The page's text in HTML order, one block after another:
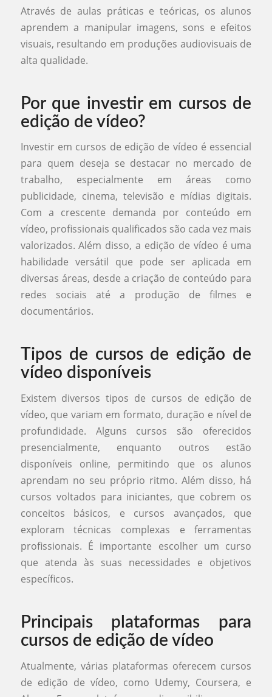
Através de aulas práticas e teóricas, os alunos
aprendem a manipular imagens, sons e efeitos
visuais, resultando em produções audiovisuais de
alta qualidade.
Por que investir em cursos de
edição de vídeo?
Investir em cursos de edição de vídeo é essencial
para quem deseja se destacar no mercado de
trabalho, especialmente em áreas como
publicidade, cinema, televisão e mídias digitais.
Com a crescente demanda por conteúdo em
vídeo, profissionais qualificados são cada vez mais
valorizados. Além disso, a edição de vídeo é uma
habilidade versátil que pode ser aplicada em
diversas áreas, desde a criação de conteúdo para
redes sociais até a produção de filmes e
documentários.
Tipos de cursos de edição de
vídeo disponíveis
Existem diversos tipos de cursos de edição de
vídeo, que variam em formato, duração e nível de
profundidade. Alguns cursos são oferecidos
presencialmente, enquanto outros estão
disponíveis online, permitindo que os alunos
aprendam no seu próprio ritmo. Além disso, há
cursos voltados para iniciantes, que cobrem os
conceitos básicos, e cursos avançados, que
exploram técnicas complexas e ferramentas
profissionais. É importante escolher um curso
que atenda às suas necessidades e objetivos
específicos.
Principais plataformas para
cursos de edição de vídeo
Atualmente, várias plataformas oferecem cursos
de edição de vídeo, como Udemy, Coursera, e